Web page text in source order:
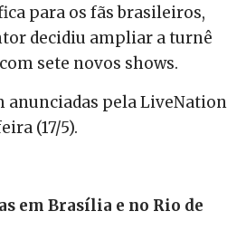
para os fãs brasileiros,
decidiu ampliar a turnê
sete novos shows.
anunciadas pela LiveNation
(17/5).
em Brasília e no Rio de